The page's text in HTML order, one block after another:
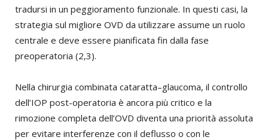
tradursi in un peggioramento funzionale. In questi casi, la
strategia sul migliore OVD da utilizzare assume un ruolo
centrale e deve essere pianificata fin dalla fase
preoperatoria (2,3).
Nella chirurgia combinata cataratta–glaucoma, il controllo
dell’IOP post-operatoria è ancora più critico e la
rimozione completa dell’OVD diventa una priorità assoluta
per evitare interferenze con il deflusso o con le